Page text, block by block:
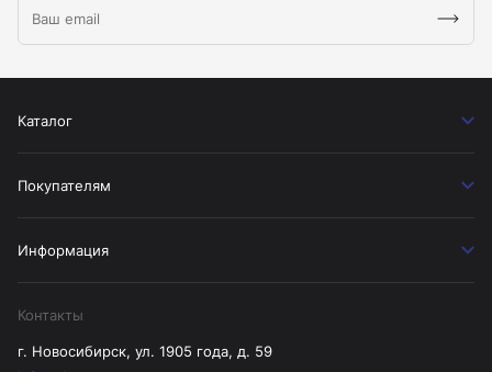
Каталог
Покупателям
Информация
Контакты
г. Новосибирск, ул. 1905 года, д. 59